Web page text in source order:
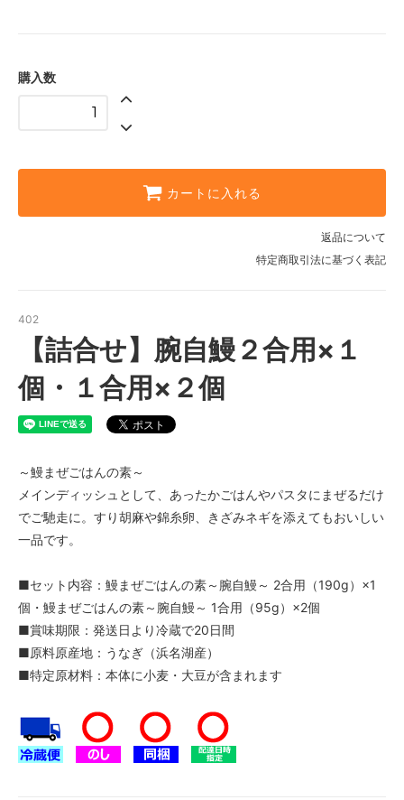
購入数
カートに入れる
返品について
特定商取引法に基づく表記
402
【詰合せ】腕自鰻２合用×１
個・１合用×２個
～鰻まぜごはんの素～
メインディッシュとして、あったかごはんやパスタにまぜるだけ
でご馳走に。すり胡麻や錦糸卵、きざみネギを添えてもおいしい
一品です。
■セット内容：鰻まぜごはんの素～腕自鰻～ 2合用（190g）×1
個・鰻まぜごはんの素～腕自鰻～ 1合用（95g）×2個
■賞味期限：発送日より冷蔵で20日間
■原料原産地：うなぎ（浜名湖産）
■特定原材料：本体に小麦・大豆が含まれます